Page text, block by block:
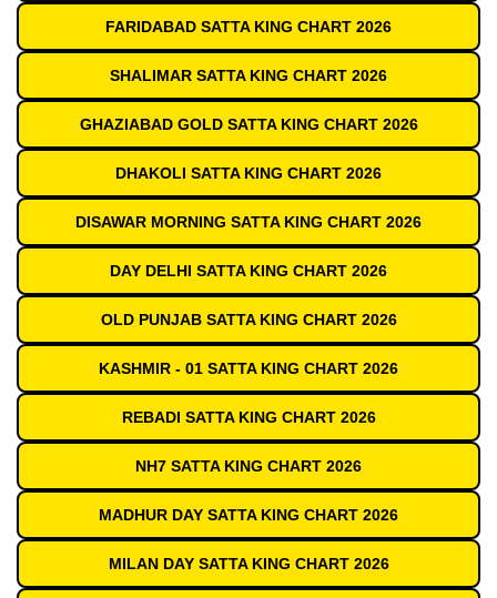
FARIDABAD SATTA KING CHART 2026
SHALIMAR SATTA KING CHART 2026
GHAZIABAD GOLD SATTA KING CHART 2026
DHAKOLI SATTA KING CHART 2026
DISAWAR MORNING SATTA KING CHART 2026
DAY DELHI SATTA KING CHART 2026
OLD PUNJAB SATTA KING CHART 2026
KASHMIR - 01 SATTA KING CHART 2026
REBADI SATTA KING CHART 2026
NH7 SATTA KING CHART 2026
MADHUR DAY SATTA KING CHART 2026
MILAN DAY SATTA KING CHART 2026